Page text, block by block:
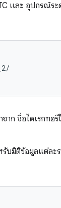
และ อุปกรณ์ร
าก ชื่อไดเรกทอ
บมิติข้อมูลแต่ละ